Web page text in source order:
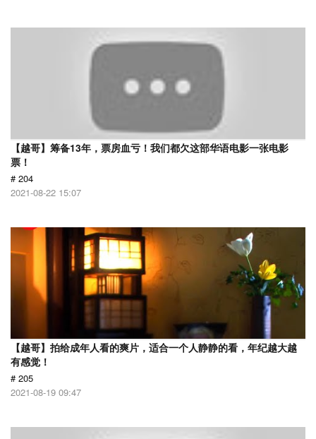
【越哥】筹备13年，票房血亏！我们都欠这部华语电影一张电影
票！
# 204
2021-08-22 15:07
【越哥】拍给成年人看的爽片，适合一个人静静的看，年纪越大越
有感觉！
# 205
2021-08-19 09:47